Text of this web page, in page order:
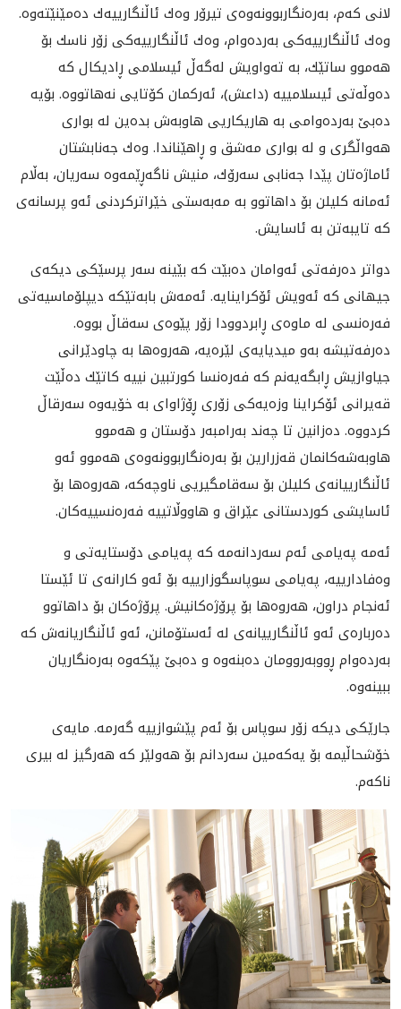
‌لانى كه‌م،‌ به‌ره‌نگاربوونه‌وه‌ى تيرۆر وه‌ك ئاڵنگارييه‌ك ده‌مێنێته‌وه‌.
وه‌ك ئاڵنگارييه‌كى به‌رده‌وام، وه‌ك ئاڵنگارييه‌كى زۆر ناسك بۆ
هه‌موو ساتێك، به‌ ته‌واويش له‌گه‌ڵ ئيسلامى ڕاديكال كه‌
ده‌وڵه‌تى ئيسلامييه‌ (داعش)، ئه‌ركمان كۆتايى نه‌هاتووه‌. بۆيه‌
ده‌بێ به‌رده‌وامى به‌ هاريكاريى هاوبه‌ش بده‌ين له‌ بوارى
هه‌واڵگرى و له ‌بوارى مه‌شق و ڕاهێناندا. وه‌ك جه‌نابشتان
ئاماژه‌تان پێدا جه‌نابى سه‌رۆك، منيش ناگه‌ڕێمه‌وه‌ سه‌ريان، به‌ڵام
ئه‌مانه‌ كليلن بۆ داهاتوو به‌ مه‌به‌ستى خێراتركردنى ئه‌و پرسانه‌ى
كه‌ تايبه‌تن به‌ ئاسايش.
دواتر ده‌رفه‌تى ئه‌وامان ده‌بێت كه‌ بێينه‌ سه‌ر پرسێكى ديكه‌ى
جيهانى كه‌ ئه‌ويش ئۆكراينايه‌. ئه‌مه‌ش بابه‌تێكه‌ ديپلۆماسيه‌تى
فه‌ره‌نسى له‌ ماوه‌ى ڕابردوودا زۆر پێوه‌ى سه‌قاڵ بووه‌.
ده‌رفه‌تيشه‌ به‌و ميديايه‌ى لێره‌يه‌، هه‌روه‌ها به‌ چاودێرانى
جياوازيش ڕابگه‌يه‌نم كه‌ فه‌ره‌نسا كورتبين نييه‌ كاتێك ده‌ڵێت
قه‌يرانى ئۆكراينا وزه‌يه‌كى زۆرى ڕۆژاواى به‌ خۆيه‌وه‌ سه‌رقاڵ
كردووه. ده‌زانين تا چه‌ند به‌رامبه‌ر دۆستان و هه‌موو
هاوبه‌شه‌كانمان قه‌زرارين بۆ به‌ره‌نگاربوونه‌وه‌ى هه‌موو ئه‌و
ئاڵنگارييانه‌ى كليلن بۆ سه‌قامگيريى ناوچه‌كه، هه‌روه‌ها بۆ
ئاسايشى كوردستانى عێراق و هاووڵاتييه‌ فه‌ره‌نسييه‌كان.
ئه‌مه‌ په‌يامى ئه‌م سه‌ردانه‌مه‌ كه‌ په‌يامى دۆستايه‌تى و
وه‌فادارييه‌، په‌يامى سوپاسگوزارييه‌ بۆ ئه‌و كارانه‌ى تا ئێستا
ئه‌نجام دراون، هه‌روه‌ها بۆ پرۆژه‌كانيش. پرۆژه‌كان بۆ داهاتوو
ده‌رباره‌ى ئه‌و ئاڵنگارييانه‌ى له‌ ئه‌ستۆمانن، ئه‌و ئاڵنگاريانه‌ش كه‌
به‌رده‌وام ڕووبه‌روومان ده‌بنه‌وه‌ و ده‌بێ پێكه‌وه‌ به‌ره‌نگاريان
ببينه‌وه‌.
جارێكى ديكه‌ زۆر سوپاس بۆ ئه‌م پێشوازييه‌ گه‌رمه‌. مايه‌ى
خۆشحاڵيمه‌ بۆ يه‌كه‌مين سه‌ردانم بۆ هه‌ولێر كه‌ هه‌رگيز له‌ بيرى
ناكه‌م.